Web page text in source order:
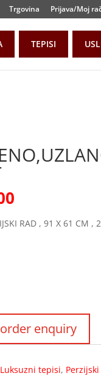
Trgovina Prijava/Moj
TEPISI
RAD , 91 X 61 CM ,
Luksuzni tepisi,